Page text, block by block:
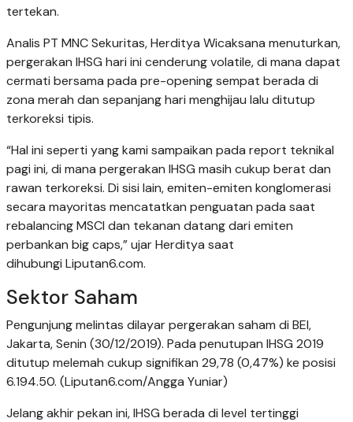
tertekan.
Analis PT MNC Sekuritas, Herditya Wicaksana menuturkan,
pergerakan IHSG hari ini cenderung volatile, di mana dapat
cermati bersama pada pre-opening sempat berada di
zona merah dan sepanjang hari menghijau lalu ditutup
terkoreksi tipis.
“Hal ini seperti yang kami sampaikan pada report teknikal
pagi ini, di mana pergerakan IHSG masih cukup berat dan
rawan terkoreksi. Di sisi lain, emiten-emiten konglomerasi
secara mayoritas mencatatkan penguatan pada saat
rebalancing MSCI dan tekanan datang dari emiten
perbankan big caps,” ujar Herditya saat
dihubungi Liputan6.com.
Sektor Saham
Pengunjung melintas dilayar pergerakan saham di BEI,
Jakarta, Senin (30/12/2019). Pada penutupan IHSG 2019
ditutup melemah cukup signifikan 29,78 (0,47%) ke posisi
6.194.50. (Liputan6.com/Angga Yuniar)
Jelang akhir pekan ini, IHSG berada di level tertinggi